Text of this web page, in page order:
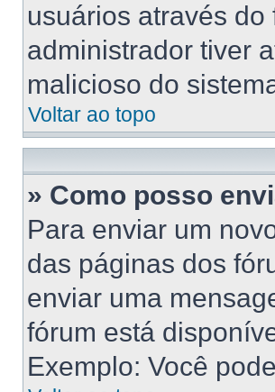
usuários através
administrador tiver
malicioso do
Voltar ao topo
» Como posso
Para enviar um
das páginas dos
enviar uma
fórum está
Exemplo: Você